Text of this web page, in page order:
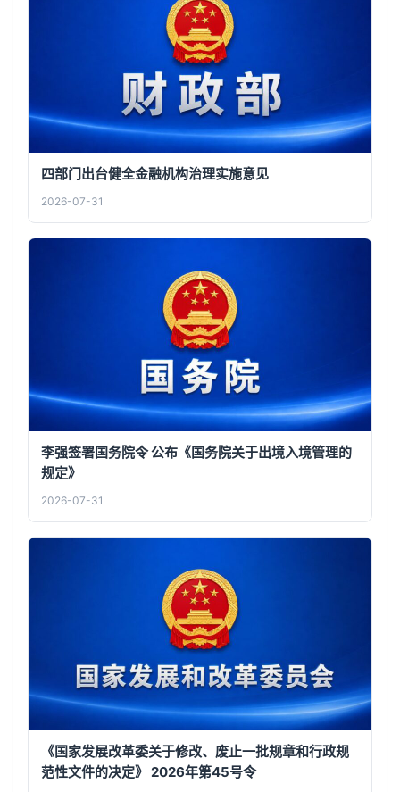
四部门出台健全金融机构治理实施意见
2026-07-31
李强签署国务院令 公布《国务院关于出境入境管理的
规定》
2026-07-31
《国家发展改革委关于修改、废止一批规章和行政规
范性文件的决定》 2026年第45号令